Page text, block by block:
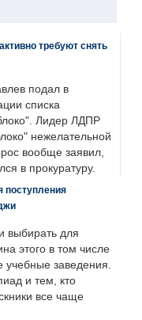
требуют снять
подал в
списка
Лидер ЛДПР
нежелательной
вообще заявил,
в прокуратуру.
поступления
выбирать для
этого в том числе
учебные заведения.
и тем, кто
все чаще